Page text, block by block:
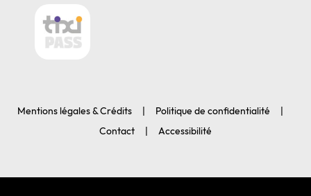
Mentions légales & Crédits
Politique de confidentialité
Contact
Accessibilité